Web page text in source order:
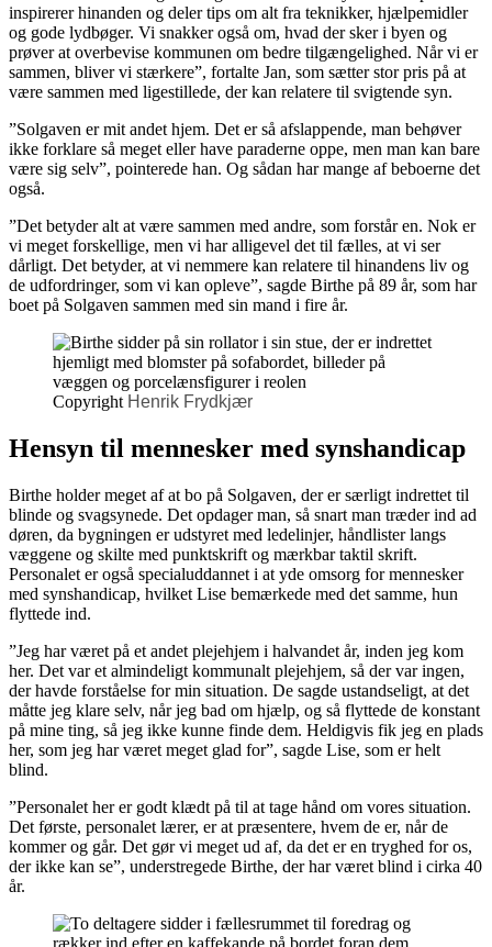
inspirerer hinanden og deler tips om alt fra teknikker, hjælpemidler
og gode lydbøger. Vi snakker også om, hvad der sker i byen og
prøver at overbevise kommunen om bedre tilgængelighed. Når vi er
sammen, bliver vi stærkere”, fortalte Jan, som sætter stor pris på at
være sammen med ligestillede, der kan relatere til svigtende syn.
”Solgaven er mit andet hjem. Det er så afslappende, man behøver
ikke forklare så meget eller have paraderne oppe, men man kan bare
være sig selv”, pointerede han. Og sådan har mange af beboerne det
også.
”Det betyder alt at være sammen med andre, som forstår en. Nok er
vi meget forskellige, men vi har alligevel det til fælles, at vi ser
dårligt. Det betyder, at vi nemmere kan relatere til hinandens liv og
de udfordringer, som vi kan opleve”, sagde Birthe på 89 år, som har
boet på Solgaven sammen med sin mand i fire år.
Copyright Henrik Frydkjær
Hensyn til mennesker med synshandicap
Birthe holder meget af at bo på Solgaven, der er særligt indrettet til
blinde og svagsynede. Det opdager man, så snart man træder ind ad
døren, da bygningen er udstyret med ledelinjer, håndlister langs
væggene og skilte med punktskrift og mærkbar taktil skrift.
Personalet er også specialuddannet i at yde omsorg for mennesker
med synshandicap, hvilket Lise bemærkede med det samme, hun
flyttede ind.
”Jeg har været på et andet plejehjem i halvandet år, inden jeg kom
her. Det var et almindeligt kommunalt plejehjem, så der var ingen,
der havde forståelse for min situation. De sagde ustandseligt, at det
måtte jeg klare selv, når jeg bad om hjælp, og så flyttede de konstant
på mine ting, så jeg ikke kunne finde dem. Heldigvis fik jeg en plads
her, som jeg har været meget glad for”, sagde Lise, som er helt
blind.
”Personalet her er godt klædt på til at tage hånd om vores situation.
Det første, personalet lærer, er at præsentere, hvem de er, når de
kommer og går. Det gør vi meget ud af, da det er en tryghed for os,
der ikke kan se”, understregede Birthe, der har været blind i cirka 40
år.